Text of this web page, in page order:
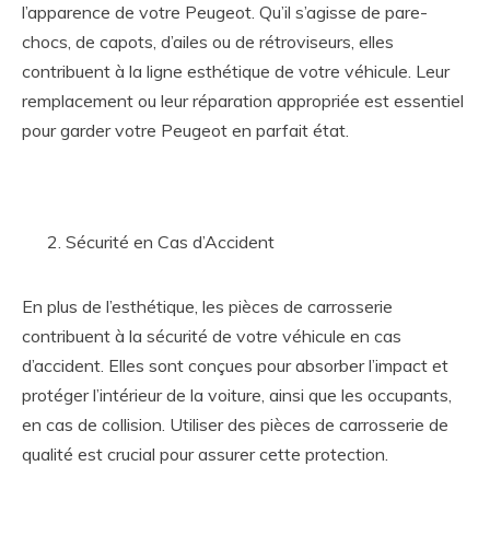
l’apparence de votre Peugeot. Qu’il s’agisse de pare-
chocs, de capots, d’ailes ou de rétroviseurs, elles
contribuent à la ligne esthétique de votre véhicule. Leur
remplacement ou leur réparation appropriée est essentiel
pour garder votre Peugeot en parfait état.
Sécurité en Cas d’Accident
En plus de l’esthétique, les pièces de carrosserie
contribuent à la sécurité de votre véhicule en cas
d’accident. Elles sont conçues pour absorber l’impact et
protéger l’intérieur de la voiture, ainsi que les occupants,
en cas de collision. Utiliser des pièces de carrosserie de
qualité est crucial pour assurer cette protection.